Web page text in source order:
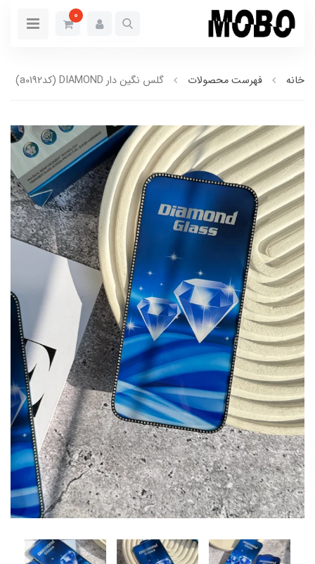
0
خانه فهرست محصولات گلس نگین دار DIAMOND (کدa0192)